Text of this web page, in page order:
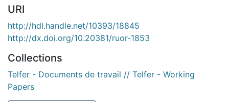
URI
http://hdl.handle.net/10393/18845
http://dx.doi.org/10.20381/ruor-1853
Collections
Telfer - Documents de travail // Telfer - Working
Papers